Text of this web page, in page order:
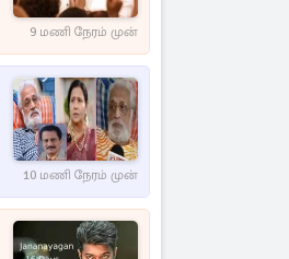
9 மணி நேரம் முன்
10 மணி நேரம் முன்